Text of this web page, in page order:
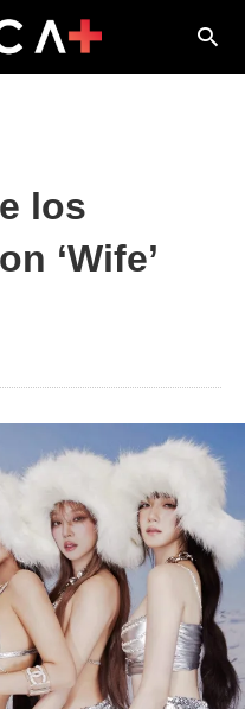
los
‘Wife’